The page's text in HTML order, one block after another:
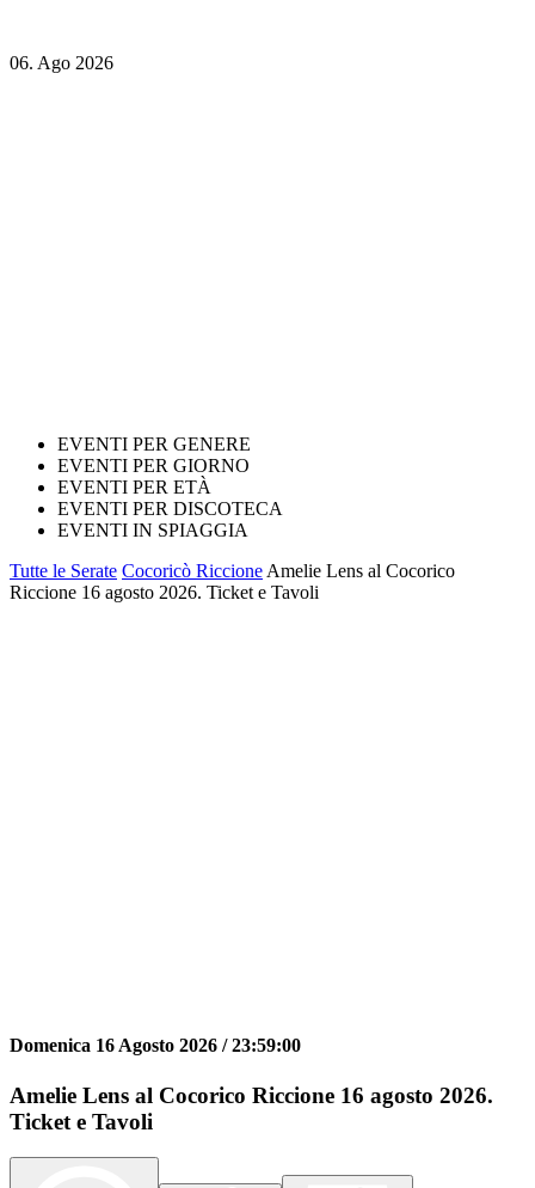
06. Ago 2026
EVENTI PER GENERE
EVENTI PER GIORNO
EVENTI PER ETÀ
EVENTI PER DISCOTECA
EVENTI IN SPIAGGIA
Tutte le Serate Cocoricò Riccione Amelie Lens al Cocorico
Riccione 16 agosto 2026. Ticket e Tavoli
Domenica 16 Agosto 2026 /23:59:00
Amelie Lens al Cocorico Riccione 16 agosto 2026.
Ticket e Tavoli